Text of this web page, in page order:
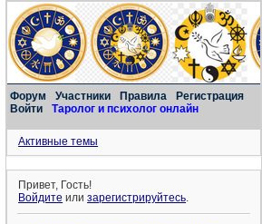
Форум Участники Правила
Регистрация
Войти
Таролог и психолог онлайн
Активные темы
Привет, Гость!
Войдите илизарегистрируйтесь.